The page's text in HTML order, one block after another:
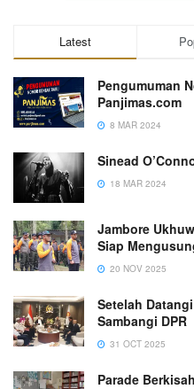
Latest
Pengumuman
Panjimas.com
8 MAR 2024
Sinead
18 MAR 2024
Jambore
Siap
20 NOV 2025
Setelah
Sambangi DPR
31 OCT 2025
Parade